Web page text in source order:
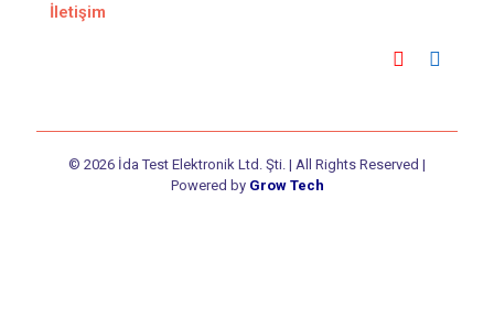
İletişim
© 2026 İda Test Elektronik Ltd. Şti. | All Rights Reserved |
Powered by Grow Tech